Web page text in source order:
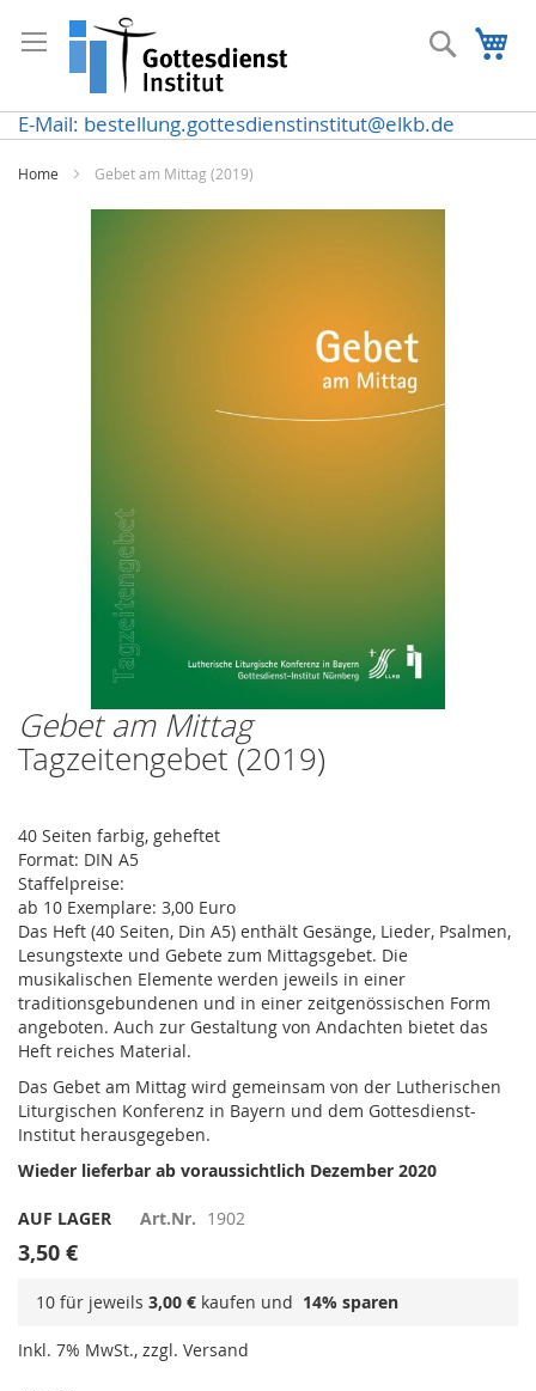
zum
Inhalt
Suche
E-Mail: bestellung.gottesdienstinstitut@elkb.de
Home Gebet am Mittag (2019)
Gebet am Mittag
Tagzeitengebet (2019)
40 Seiten farbig, geheftet
Format: DIN A5
Staffelpreise:
ab 10 Exemplare: 3,00 Euro
Das Heft (40 Seiten, Din A5) enthält Gesänge, Lieder, Psalmen,
Lesungstexte und Gebete zum Mittagsgebet. Die
musikalischen Elemente werden jeweils in einer
traditionsgebundenen und in einer zeitgenössischen Form
angeboten. Auch zur Gestaltung von Andachten bietet das
Heft reiches Material.
Das Gebet am Mittag wird gemeinsam von der Lutherischen
Liturgischen Konferenz in Bayern und dem Gottesdienst-
Institut herausgegeben.
Wieder lieferbar ab voraussichtlich Dezember 2020
AUF LAGER Art.Nr. 1902
3,50 €
10 für jeweils 3,00 € kaufen und 14% sparen
Inkl. 7% MwSt., zzgl. Versand
Zum
Anfang
der